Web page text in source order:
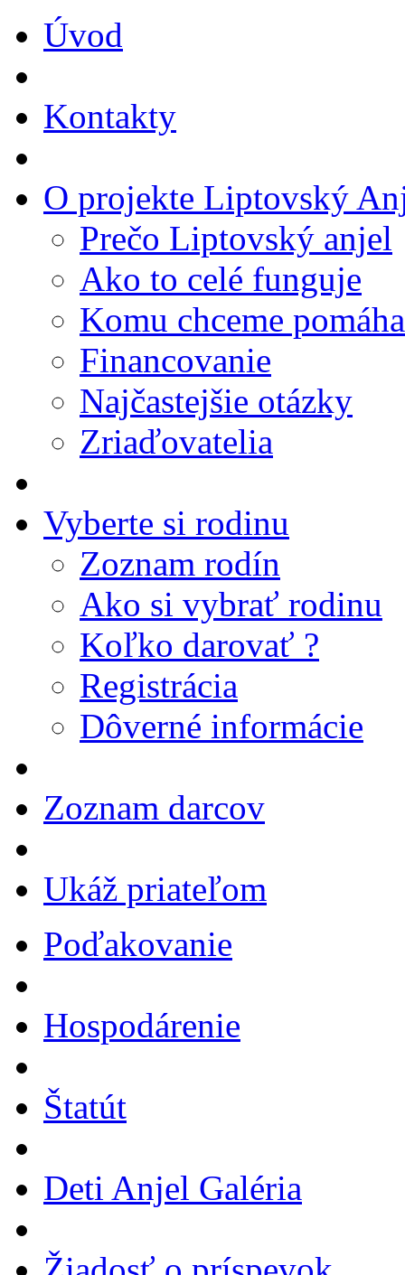
Úvod
Kontakty
O projekte Liptovský
Prečo Liptovský anjel
Ako to celé funguje
Komu chceme
Financovanie
Najčastejšie otázky
Zriaďovatelia
Vyberte si rodinu
Zoznam rodín
Ako si vybrať rodinu
Koľko darovať ?
Registrácia
Dôverné informácie
Zoznam darcov
Ukáž priateľom
Poďakovanie
Hospodárenie
Štatút
Deti Anjel Galéria